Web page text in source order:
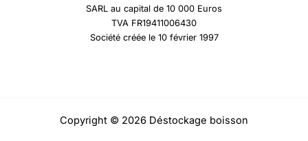
SARL au capital de 10 000 Euros
TVA FR19411006430
Société créée le 10 février 1997
Copyright © 2026 Déstockage boisson